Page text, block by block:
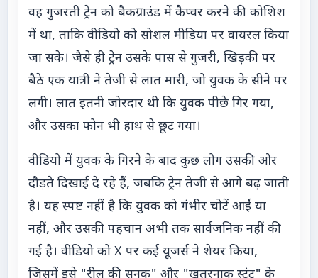
वह गुजरती ट्रेन को बैकग्राउंड में कैप्चर करने की कोशिश
में था, ताकि वीडियो को सोशल मीडिया पर वायरल किया
जा सके। जैसे ही ट्रेन उसके पास से गुजरी, खिड़की पर
बैठे एक यात्री ने तेजी से लात मारी, जो युवक के सीने पर
लगी। लात इतनी जोरदार थी कि युवक पीछे गिर गया,
और उसका फोन भी हाथ से छूट गया।
वीडियो में युवक के गिरने के बाद कुछ लोग उसकी ओर
दौड़ते दिखाई दे रहे हैं, जबकि ट्रेन तेजी से आगे बढ़ जाती
है। यह स्पष्ट नहीं है कि युवक को गंभीर चोटें आईं या
नहीं, और उसकी पहचान अभी तक सार्वजनिक नहीं की
गई है। वीडियो को X पर कई यूजर्स ने शेयर किया,